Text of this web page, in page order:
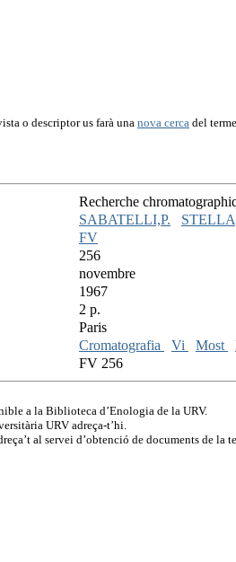
o descriptor us farà una nova cerca del
Recherche
SABATELLI,P.
FV
256
novembre
1967
2 p.
Paris
Cromatografia Vi Most
FV 256
a la Biblioteca d’Enologia de la URV.
URV adreça-t’hi.
al servei d’obtenció de documents de la